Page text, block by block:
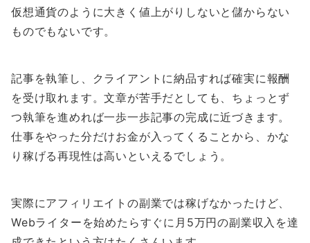
仮想通貨のように大きく値上がりしないと儲からない
ものでもないです。
記事を執筆し、クライアントに納品すれば確実に報酬
を受け取れます。文章が苦手だとしても、ちょっとず
つ執筆を進めれば一歩一歩記事の完成に近づきます。
仕事をやった分だけお金が入ってくることから、かな
り稼げる再現性は高いといえるでしょう。
実際にアフィリエイトの副業では稼げなかったけど、
Webライターを始めたらすぐに月5万円の副業収入を達